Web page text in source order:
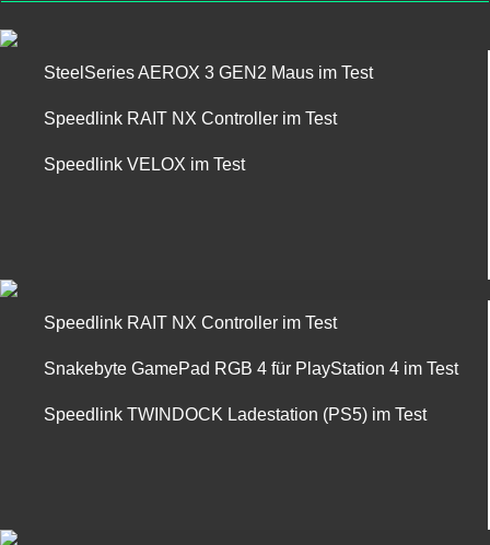
SteelSeries AEROX 3 GEN2 Maus im Test
Speedlink RAIT NX Controller im Test
Speedlink VELOX im Test
Speedlink RAIT NX Controller im Test
Snakebyte GamePad RGB 4 für PlayStation 4 im Test
Speedlink TWINDOCK Ladestation (PS5) im Test